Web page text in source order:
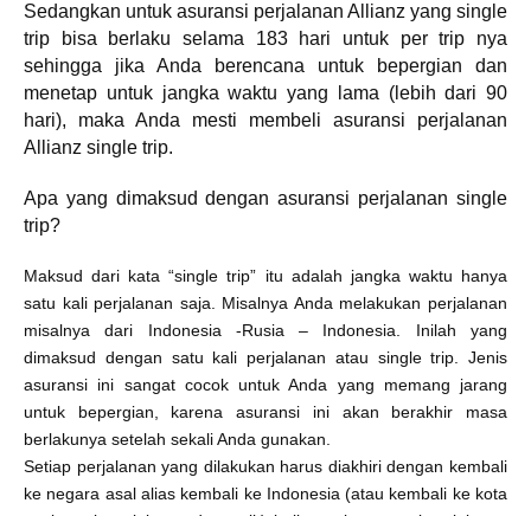
Sedangkan untuk asuransi perjalanan Allianz yang single
trip bisa berlaku selama 183 hari untuk per trip nya
sehingga jika Anda berencana untuk bepergian dan
menetap untuk jangka waktu yang lama (lebih dari 90
hari), maka Anda mesti membeli asuransi perjalanan
Allianz single trip.
Apa yang dimaksud dengan asuransi perjalanan single
trip?
Maksud dari kata “single trip” itu adalah jangka waktu hanya
satu kali perjalanan saja. Misalnya Anda melakukan perjalanan
misalnya dari Indonesia -Rusia – Indonesia. Inilah yang
dimaksud dengan satu kali perjalanan atau single trip. Jenis
asuransi ini sangat cocok untuk Anda yang memang jarang
untuk bepergian, karena asuransi ini akan berakhir masa
berlakunya setelah sekali Anda gunakan.
Setiap perjalanan yang dilakukan harus diakhiri dengan kembali
ke negara asal alias kembali ke Indonesia (atau kembali ke kota